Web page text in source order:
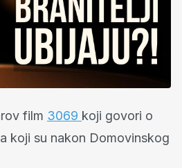
film 3069 koji govori o
koji su nakon Domovinskog